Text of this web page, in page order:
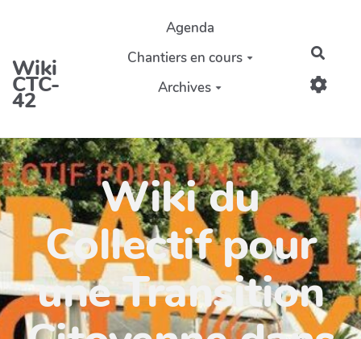
Aller au contenu principal
Wiki
CTC-
42
Agenda
Chantiers en cours
Archives
Wiki du
Collectif pour
une Transition